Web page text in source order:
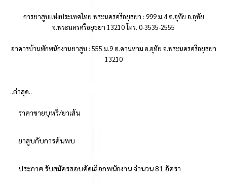
การยาสูบแห่งประเทศไทย พระนครศรีอยุธยา : 999 ม.4 ต.อุทัย อ.อุทัย
จ.พระนครศรีอยุธยา 13210 โทร. 0-3535-2555
อาคารบ้านพักพนักงานยาสูบ : 555 ม.9 ต.คานหาม อ.อุทัย จ.พระนครศรีอยุธยา
13210
..ล่าสุด..
ราคาขายบุหรี่/ยาเส้น
ยาสูบกับการค้นพบ
ประกาศ รับสมัครสอบคัดเลือกพนักงาน จำนวน 81 อัตรา